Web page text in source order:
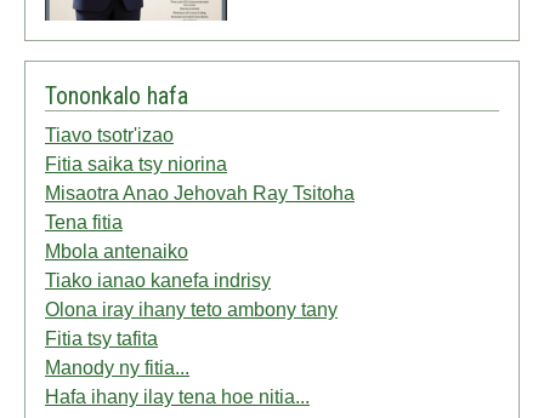
Tononkalo hafa
Tiavo tsotr'izao
Fitia saika tsy niorina
Misaotra Anao Jehovah Ray Tsitoha
Tena fitia
Mbola antenaiko
Tiako ianao kanefa indrisy
Olona iray ihany teto ambony tany
Fitia tsy tafita
Manody ny fitia...
Hafa ihany ilay tena hoe nitia...